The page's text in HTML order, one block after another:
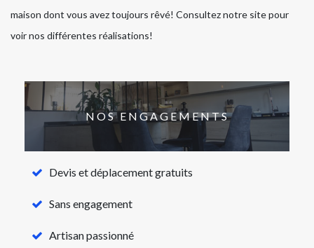
maison dont vous avez toujours rêvé! Consultez notre site pour
voir nos différentes réalisations!
NOS ENGAGEMENTS
Devis et déplacement gratuits
Sans engagement
Artisan passionné